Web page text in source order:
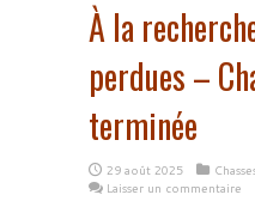
À la
perdues –
terminée
29 août 2025
Laisser un commentaire